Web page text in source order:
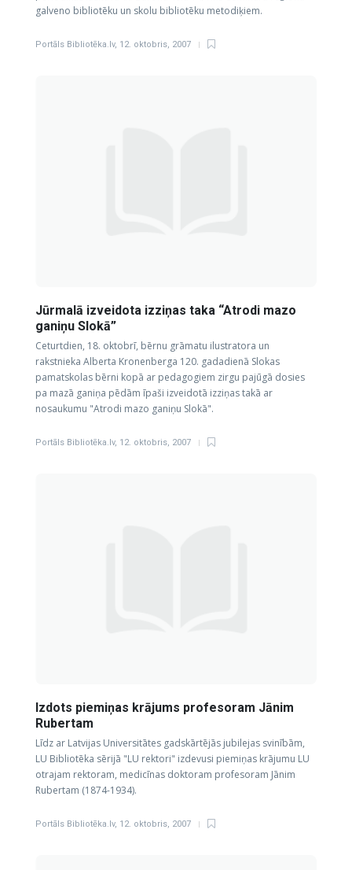
galveno bibliotēku un skolu bibliotēku metodiķiem.
Portāls Bibliotēka.lv, 12. oktobris, 2007
Jūrmalā izveidota izziņas taka “Atrodi mazo
ganiņu Slokā”
Ceturtdien, 18. oktobrī, bērnu grāmatu ilustratora un
rakstnieka Alberta Kronenberga 120. gadadienā Slokas
pamatskolas bērni kopā ar pedagogiem zirgu pajūgā dosies
pa mazā ganiņa pēdām īpaši izveidotā izziņas takā ar
nosaukumu "Atrodi mazo ganiņu Slokā".
Portāls Bibliotēka.lv, 12. oktobris, 2007
Izdots piemiņas krājums profesoram Jānim
Rubertam
Līdz ar Latvijas Universitātes gadskārtējās jubilejas svinībām,
LU Bibliotēka sērijā "LU rektori" izdevusi piemiņas krājumu LU
otrajam rektoram, medicīnas doktoram profesoram Jānim
Rubertam (1874-1934).
Portāls Bibliotēka.lv, 12. oktobris, 2007